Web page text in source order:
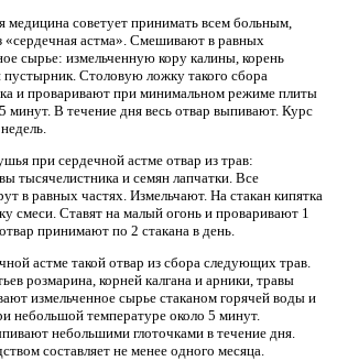
медицина советует принимать всем больным,
«сердечная астма». Смешивают в равных
сырье: измельченную кору калины, корень
пустырник. Столовую ложку такого сбора
и проваривают при минимальном режиме плиты
минут. В течение дня весь отвар выпивают. Курс
при сердечной астме отвар из трав:
тысячелистника и семян лапчатки. Все
в равных частях. Измельчают. На стакан кипятка
смеси. Ставят на малый огонь и проваривают 1
принимают по 2 стакана в день.
астме такой отвар из сбора следующих трав.
розмарина, корней калгана и арники, травы
измельченное сырье стаканом горячей воды и
небольшой температуре около 5 минут.
небольшими глоточками в течение дня.
составляет не менее одного месяца.